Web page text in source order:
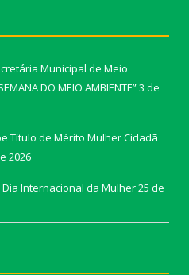
Municipal de Meio
DO MEIO AMBIENTE”3 de
Título de Mérito Mulher Cidadã
2026
Internacional da Mulher25 de